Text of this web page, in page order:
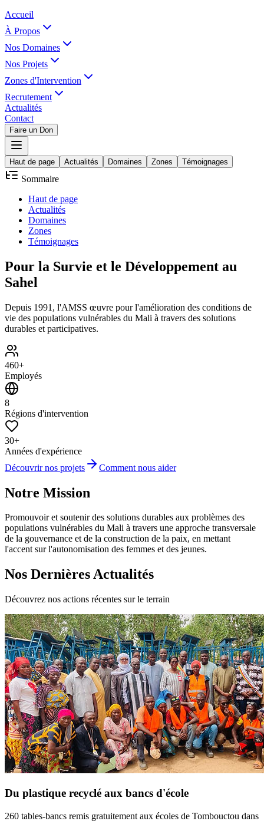
Accueil
À Propos
Nos Domaines
Nos Projets
Zones d'Intervention
Recrutement
Actualités
Contact
Faire un Don
Haut de page Actualités Domaines Zones Témoignages
Sommaire
Haut de page
Actualités
Domaines
Zones
Témoignages
Pour la Survie et le Développement au
Sahel
Depuis 1991, l'AMSS œuvre pour l'amélioration des conditions de
vie des populations vulnérables du Mali à travers des solutions
durables et participatives.
460+
Employés
8
Régions d'intervention
30+
Années d'expérience
Découvrir nos projets
Comment nous aider
Notre Mission
Promouvoir et soutenir des solutions durables aux problèmes des
populations vulnérables du Mali à travers une approche transversale
de la gouvernance et de la construction de la paix, en mettant
l'accent sur l'autonomisation des femmes et des jeunes.
Nos Dernières Actualités
Découvrez nos actions récentes sur le terrain
Du plastique recyclé aux bancs d'école
260 tables-bancs remis gratuitement aux écoles de Tombouctou dans